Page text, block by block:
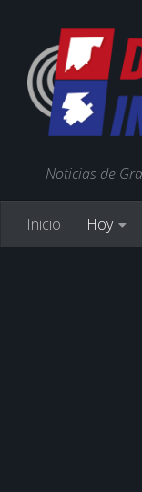
Noticias de
Inicio Hoy